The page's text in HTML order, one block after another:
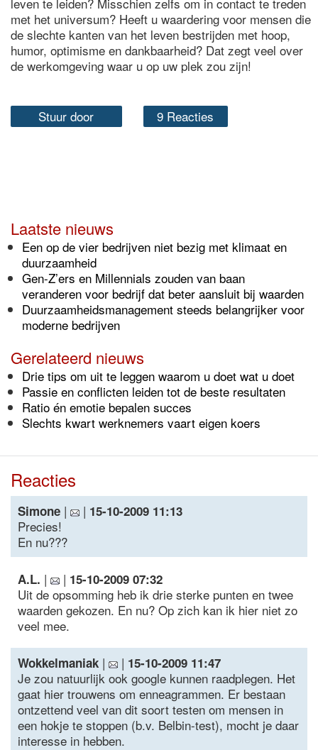
met het universum? Heeft u waardering voor mensen die
de slechte kanten van het leven bestrijden met hoop,
humor, optimisme en dankbaarheid? Dat zegt veel over
de werkomgeving waar u op uw plek zou zijn!
Stuur door 9 Reacties
Laatste nieuws
Een op de vier bedrijven niet bezig met klimaat en
duurzaamheid
Gen-Z’ers en Millennials zouden van baan
veranderen voor bedrijf dat beter aansluit bij waarden
Duurzaamheidsmanagement steeds belangrijker voor
moderne bedrijven
Gerelateerd nieuws
Drie tips om uit te leggen waarom u doet wat u doet
Passie en conflicten leiden tot de beste resultaten
Ratio én emotie bepalen succes
Slechts kwart werknemers vaart eigen koers
Reacties
Simone | | 15-10-2009 11:13
Precies!
En nu???
A.L. | | 15-10-2009 07:32
Uit de opsomming heb ik drie sterke punten en twee
waarden gekozen. En nu? Op zich kan ik hier niet zo
veel mee.
Wokkelmaniak | | 15-10-2009 11:47
Je zou natuurlijk ook google kunnen raadplegen. Het
gaat hier trouwens om enneagrammen. Er bestaan
ontzettend veel van dit soort testen om mensen in
een hokje te stoppen (b.v. Belbin-test), mocht je daar
interesse in hebben.